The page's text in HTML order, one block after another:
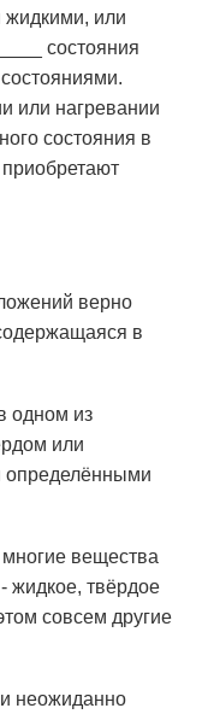
или
состояния
или нагревании
состояния в
верно
в
одном из
или
определёнными
вещества
жидкое, твёрдое
совсем другие
неожиданно